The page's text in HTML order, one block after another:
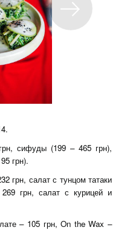
сифуды (199 – 465 грн),
грн).
грн, салат с тунцом татаки
грн, салат с курицей и
– 105 грн, On the Wax –